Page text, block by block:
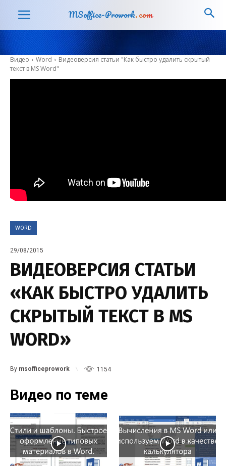
MSoffice-Prowork.com
Видео Word
Видеоверсия статьи "Как быстро удалить скрытый
текст в MS Word"
WORD
29/08/2015
ВИДЕОВЕРСИЯ СТАТЬИ
«КАК БЫСТРО УДАЛИТЬ
СКРЫТЫЙ ТЕКСТ В MS
WORD»
By msofficeprowork 1154
Видео по теме